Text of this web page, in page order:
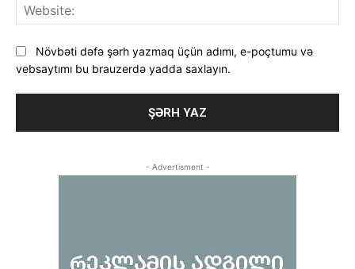
Növbəti dəfə şərh yazmaq üçün adımı, e-poçtumu və
vebsaytımı bu brauzerdə yadda saxlayın.
- Advertisment -